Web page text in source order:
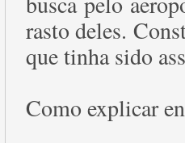
rasto deles.
que tinha sido
Como explicar